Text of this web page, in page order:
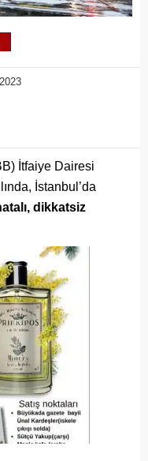
İtfaiye Dairesi
İstanbul’da
dikkatsiz